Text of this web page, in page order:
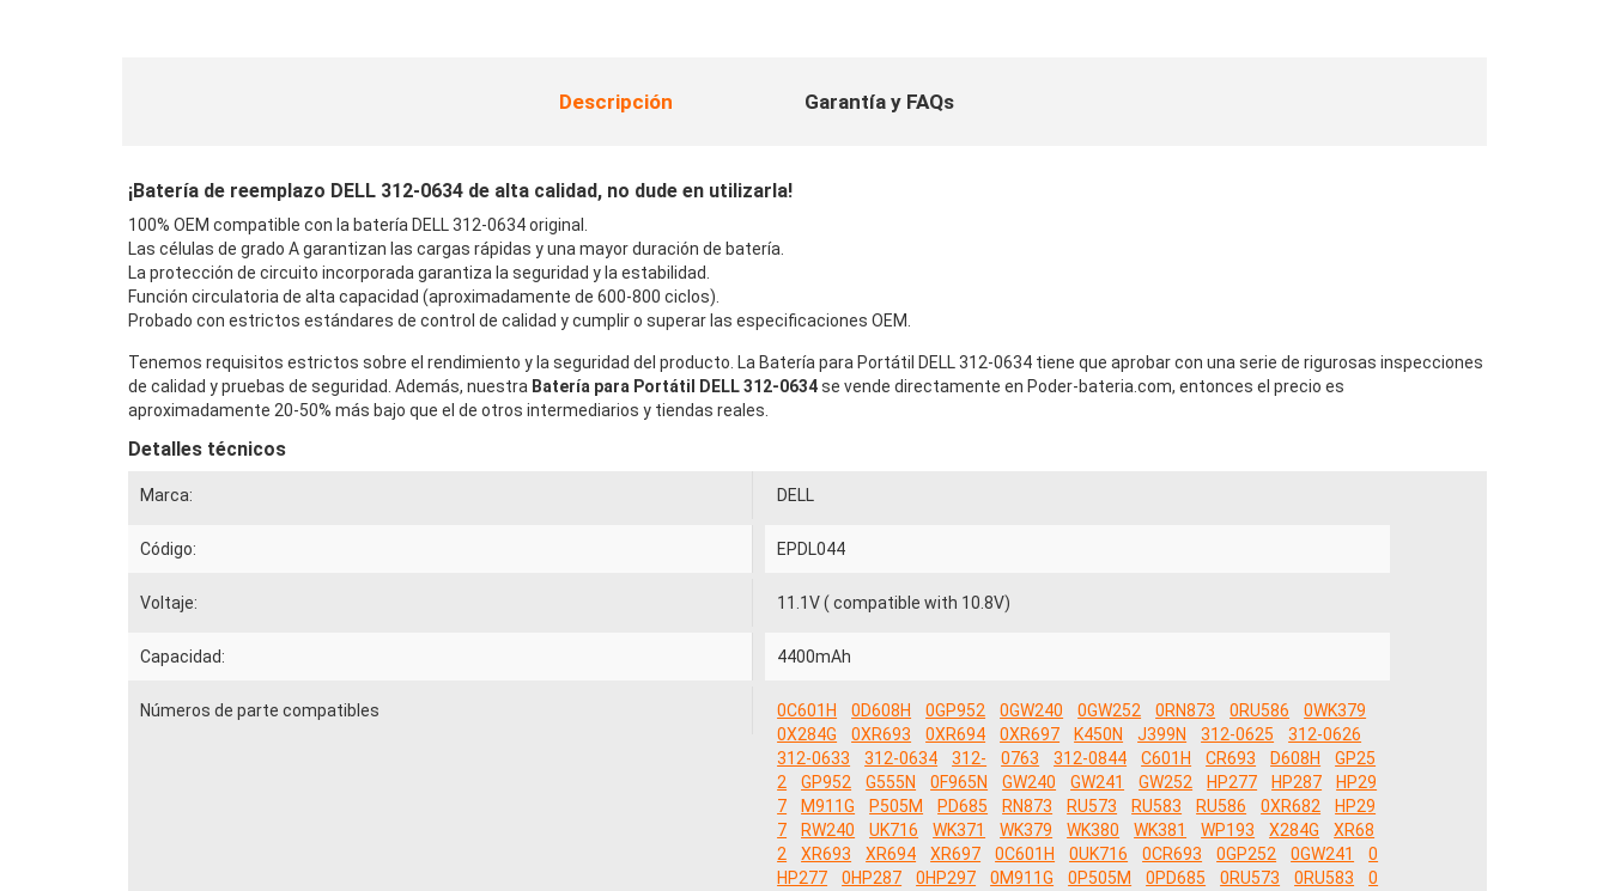
Descripción Garantía y FAQs
¡Batería de reemplazo DELL 312-0634 de alta calidad, no dude en utilizarla!
100% OEM compatible con la batería DELL 312-0634 original.
Las células de grado A garantizan las cargas rápidas y una mayor duración de batería.
La protección de circuito incorporada garantiza la seguridad y la estabilidad.
Función circulatoria de alta capacidad (aproximadamente de 600-800 ciclos).
Probado con estrictos estándares de control de calidad y cumplir o superar las especificaciones OEM.
Tenemos requisitos estrictos sobre el rendimiento y la seguridad del producto. La Batería para Portátil DELL 312-0634 tiene que aprobar con una serie de rigurosas inspecciones
de calidad y pruebas de seguridad. Además, nuestra Batería para Portátil DELL 312-0634se vende directamente en Poder-bateria.com, entonces el precio es
aproximadamente 20-50% más bajo que el de otros intermediarios y tiendas reales.
Detalles técnicos
Marca: DELL
Código: EPDL044
Voltaje: 11.1V ( compatible with 10.8V)
Capacidad: 4400mAh
Números de parte compatibles 0C601H 0D608H 0GP952 0GW240 0GW252 0RN873 0RU586
0WK379
0X284G
0XR693 0XR694 0XR697 K450N J399N 312-0625
312-0626
312-0633
312-0634 312- 0763 312-0844 C601H CR693 D608H
GP25
2
GP952 G555N 0F965N GW240 GW241 GW252 HP277 HP287
HP29
7
M911G P505M PD685 RN873 RU573 RU583 RU586 0XR682
HP29
7
RW240 UK716 WK371 WK379 WK380 WK381 WP193 X284G
XR68
2
XR693 XR694 XR697 0C601H 0UK716 0CR693 0GP252 0GW241
0
HP277
0HP287 0HP297 0M911G 0P505M 0PD685 0RU573 0RU583
0